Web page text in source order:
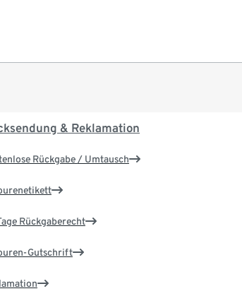
& Reklamation
Rückgabe / Umtausch
Rückgaberecht
Gutschrift